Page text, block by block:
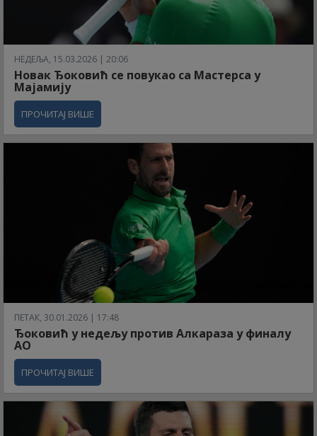
НЕДЕЉА, 15.03.2026 | 20:06
Новак Ђоковић се повукао са Мастерса у
Мајамију
ПРОЧИТАЈ ВИШЕ
ПЕТАК, 30.01.2026 | 17:48
Ђоковић у недељу против Алкараза у финалу
АО
ПРОЧИТАЈ ВИШЕ